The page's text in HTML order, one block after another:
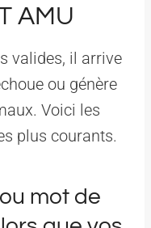
AMU
valides, il arrive
ou génère
Voici les
plus courants.
mot de